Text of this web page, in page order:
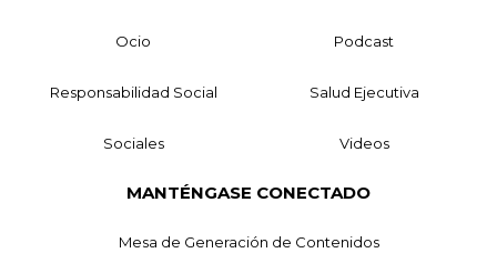
Ocio Podcast
Responsabilidad Social Salud Ejecutiva
Sociales Videos
MANTÉNGASE CONECTADO
Mesa de Generación de Contenidos